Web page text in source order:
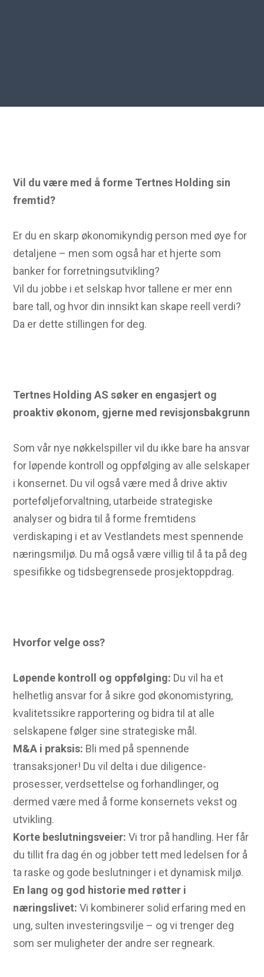
Vil du være med å forme Tertnes Holding sin
fremtid?
Er du en skarp økonomikyndig person med øye for
detaljene – men som også har et hjerte som
banker for forretningsutvikling?
Vil du jobbe i et selskap hvor tallene er mer enn
bare tall, og hvor din innsikt kan skape reell verdi?
Da er dette stillingen for deg.
Tertnes Holding AS søker en engasjert og
proaktiv økonom, gjerne med revisjonsbakgrunn
Som vår nye nøkkelspiller vil du ikke bare ha ansvar
for løpende kontroll og oppfølging av alle selskaper
i konsernet. Du vil også være med å drive aktiv
porteføljeforvaltning, utarbeide strategiske
analyser og bidra til å forme fremtidens
verdiskaping i et av Vestlandets mest spennende
næringsmiljø. Du må også være villig til å ta på deg
spesifikke og tidsbegrensede prosjektoppdrag.
Hvorfor velge oss?
Løpende kontroll og oppfølging: Du vil ha et
helhetlig ansvar for å sikre god økonomistyring,
kvalitetssikre rapportering og bidra til at alle
selskapene følger sine strategiske mål.
M&A i praksis: Bli med på spennende
transaksjoner! Du vil delta i due diligence-
prosesser, verdsettelse og forhandlinger, og
dermed være med å forme konsernets vekst og
utvikling.
Korte beslutningsveier: Vi tror på handling. Her får
du tillit fra dag én og jobber tett med ledelsen for å
ta raske og gode beslutninger i et dynamisk miljø.
En lang og god historie med røtter i
næringslivet: Vi kombinerer solid erfaring med en
ung, sulten investeringsvilje – og vi trenger deg
som ser muligheter der andre ser regneark.